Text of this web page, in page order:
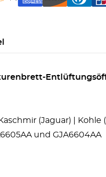
(Jaguar) |
und GJA6604AA